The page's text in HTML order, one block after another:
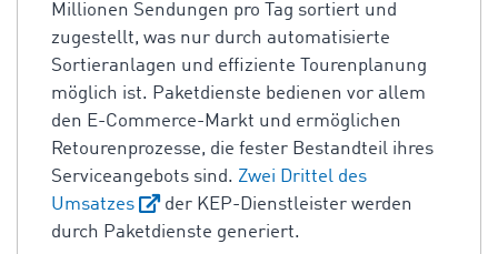
Millionen Sendungen pro Tag sortiert und
zugestellt, was nur durch automatisierte
Sortieranlagen und effiziente Tourenplanung
möglich ist. Paketdienste bedienen vor allem
den E-Commerce-Markt und ermöglichen
Retourenprozesse, die fester Bestandteil ihres
Serviceangebots sind. Zwei Drittel des
Umsatzes
der KEP-Dienstleister werden
durch Paketdienste generiert.